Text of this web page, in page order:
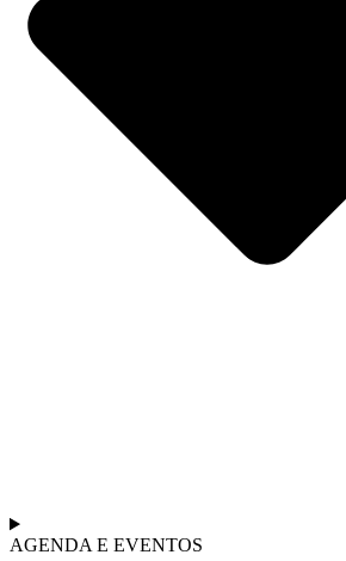
AGENDA E EVENTOS